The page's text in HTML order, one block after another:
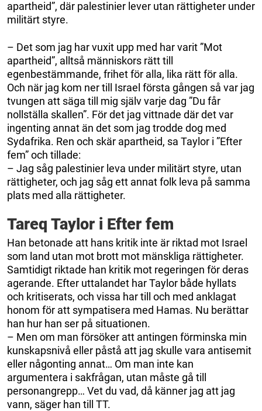
apartheid”, där palestinier lever utan rättigheter under
militärt styre.
– Det som jag har vuxit upp med har varit ”Mot
apartheid”, alltså människors rätt till
egenbestämmande, frihet för alla, lika rätt för alla.
Och när jag kom ner till Israel första gången så var jag
tvungen att säga till mig själv varje dag ”Du får
nollställa skallen”. För det jag vittnade där det var
ingenting annat än det som jag trodde dog med
Sydafrika. Ren och skär apartheid, sa Taylor i ”Efter
fem” och tillade:
– Jag såg palestinier leva under militärt styre, utan
rättigheter, och jag såg ett annat folk leva på samma
plats med alla rättigheter.
Tareq Taylor i Efter fem
Han betonade att hans kritik inte är riktad mot Israel
som land utan mot brott mot mänskliga rättigheter.
Samtidigt riktade han kritik mot regeringen för deras
agerande. Efter uttalandet har Taylor både hyllats
och kritiserats, och vissa har till och med anklagat
honom för att sympatisera med Hamas. Nu berättar
han hur han ser på situationen.
– Men om man försöker att antingen förminska min
kunskapsnivå eller påstå att jag skulle vara antisemit
eller någonting annat… Om man inte kan
argumentera i sakfrågan, utan måste gå till
personangrepp… Vet du vad, då känner jag att jag
vann, säger han till TT.